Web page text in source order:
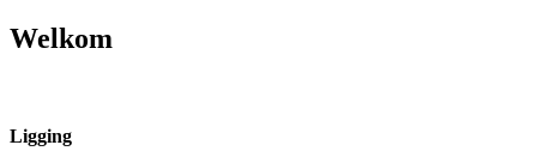
Welkom
Ligging